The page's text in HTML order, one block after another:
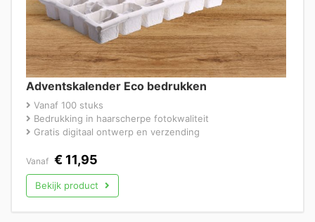
Adventskalender Eco bedrukken
Vanaf 100 stuks
Bedrukking in haarscherpe fotokwaliteit
Gratis digitaal ontwerp en verzending
Vanaf € 11,95
Bekijk product